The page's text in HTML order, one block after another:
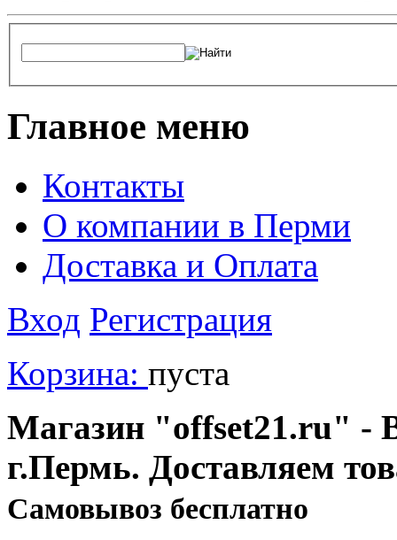
Главное меню
Контакты
О компании в Перми
Доставка и Оплата
Вход Регистрация
Корзина: пуста
Магазин "offset21.ru" -
г.Пермь. Доставляем
Cамовывоз бесплатно